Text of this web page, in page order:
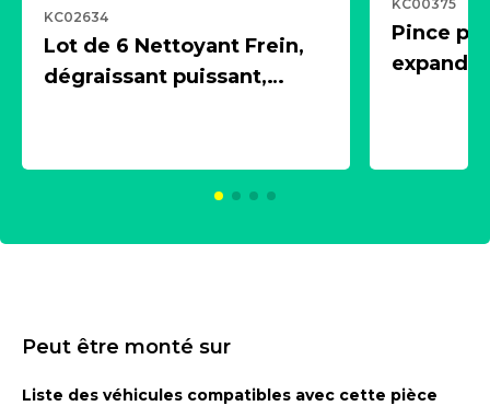
KC02634
Lot de 6 Nettoyant Frein,
dégraissant puissant,
KC00375
Pince
Peut être monté sur
Liste des véhicules compatibles avec cette pièce